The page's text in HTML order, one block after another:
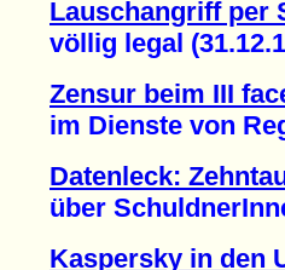
Lauschangriff per
völlig legal
Zensur beim III
im Dienste von
Datenleck:
über
Kaspersky in den